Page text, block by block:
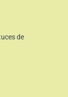
de